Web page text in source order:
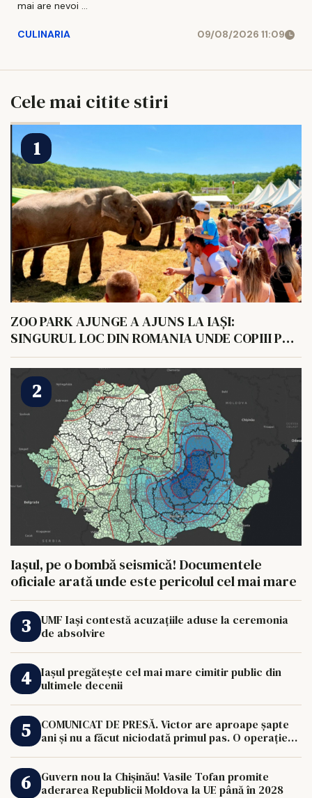
mai are nevoi ...
CULINARIA 09/08/2026 11:09
Cele mai citite stiri
ZOO PARK AJUNGE A AJUNS LA IAȘI:
SINGURUL LOC DIN ROMANIA UNDE COPIII POT
HRANI UN ELEFANT
Iașul, pe o bombă seismică! Documentele
oficiale arată unde este pericolul cel mai mare
UMF Iași contestă acuzațiile aduse la ceremonia
de absolvire
Iașul pregătește cel mai mare cimitir public din
ultimele decenii
COMUNICAT DE PRESĂ. Victor are aproape șapte
ani și nu a făcut niciodată primul pas. O operație
Guvern nou la Chișinău! Vasile Tofan promite
aderarea Republicii Moldova la UE până în 2028